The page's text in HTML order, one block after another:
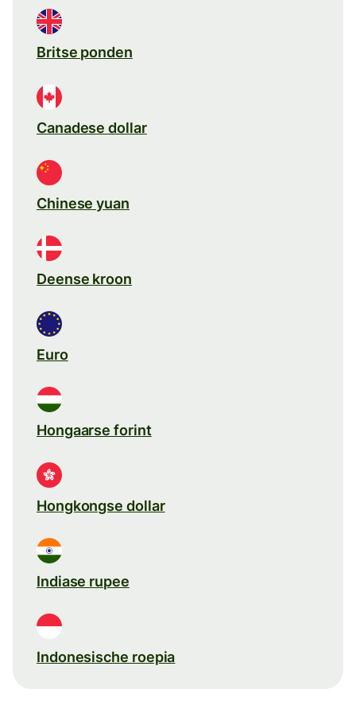
Britse ponden
Canadese dollar
Chinese yuan
Deense kroon
Euro
Hongaarse forint
Hongkongse dollar
Indiase rupee
Indonesische roepia